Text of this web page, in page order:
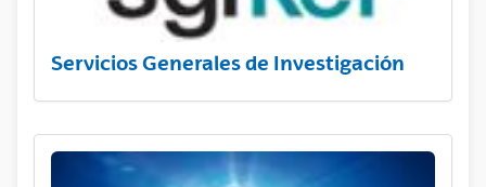
Servicios Generales de Investigación